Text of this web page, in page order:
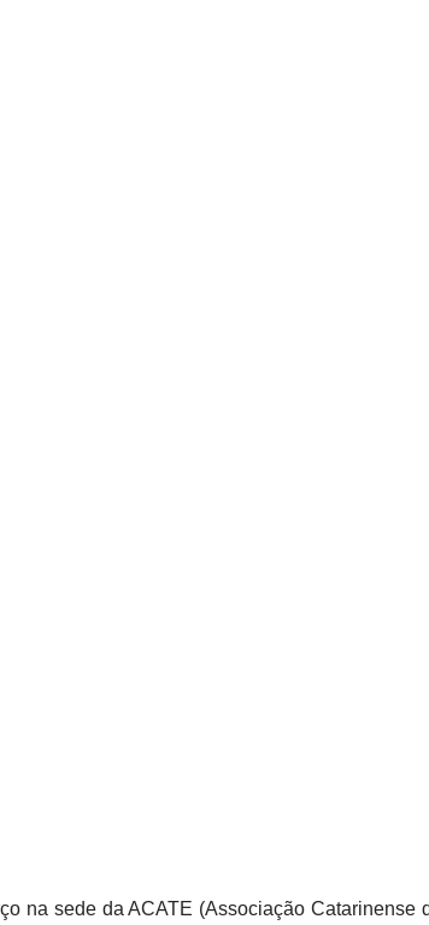
na sede da ACATE (Associação Catarinense